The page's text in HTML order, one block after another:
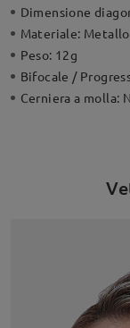
Dimensione
Materiale: Metallo
Peso: 12g
Bifocale /
Cerniera a molla: